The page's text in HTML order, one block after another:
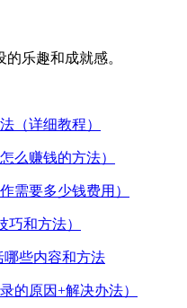
乐趣和成就感。
（详细教程）
么赚钱的方法）
需要多少钱费用）
巧和方法）
哪些内容和方法
的原因+解决办法）